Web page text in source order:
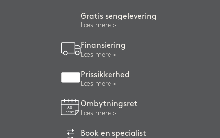
Gratis sengelevering
Læs mere
Finansiering
Læs mere
Prissikkerhed
Læs mere
Ombytningsret
Læs mere
Book en specialist